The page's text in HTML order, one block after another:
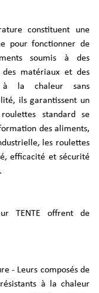
constituent une
pour fonctionner de
soumis à des
des matériaux et des
à la chaleur sans
ils garantissent un
standard se
des aliments,
les roulettes
efficacité et sécurité
TENTE offrent de
- Leurs composés de
à la chaleur